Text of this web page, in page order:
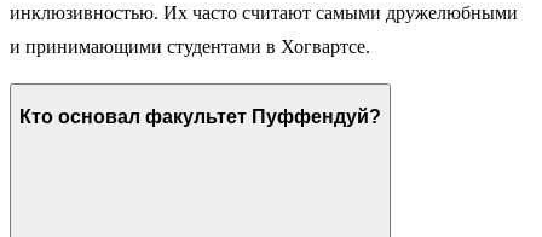
инклюзивностью. Их часто считают самыми дружелюбными
и принимающими студентами в Хогвартсе.
Кто основал факультет Пуффендуй?